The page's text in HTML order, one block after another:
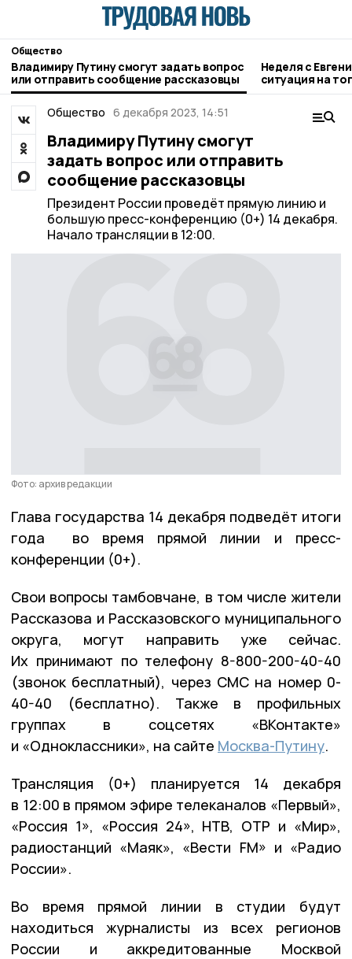
Общество
Владимиру Путину смогут задать вопрос
или отправить сообщение рассказовцы
Неделя с
ситуация на
городе и
Общество 6 декабря 2023, 14:51
Владимиру Путину смогут
задать вопрос или отправить
сообщение рассказовцы
Президент России проведёт прямую линию и
большую пресс-конференцию (0+) 14 декабря.
Начало трансляции в 12:00.
Фото: архив редакции
Глава государства 14 декабря подведёт итоги
года во время прямой линии и пресс-
конференции (0+).
Свои вопросы тамбовчане, в том числе жители
Рассказова и Рассказовского муниципального
округа, могут направить уже сейчас.
Их принимают по телефону 8-800-200-40-40
(звонок бесплатный), через СМС на номер 0-
40-40 (бесплатно). Также в профильных
группах в соцсетях «ВКонтакте»
и «Одноклассники», на сайте Москва-Путину.
Трансляция (0+) планируется 14 декабря
в 12:00 в прямом эфире телеканалов «Первый»,
«Россия 1», «Россия 24», НТВ, ОТР и «Мир»,
радиостанций «Маяк», «Вести FM» и «Радио
России».
Во время прямой линии в студии будут
находиться журналисты из всех регионов
России и аккредитованные Москвой